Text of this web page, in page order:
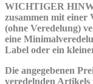
WICHTIGER
zusammen mit einer
(ohne Veredelung)
eine
Label oder ein
Die angegebenen
veredelnden